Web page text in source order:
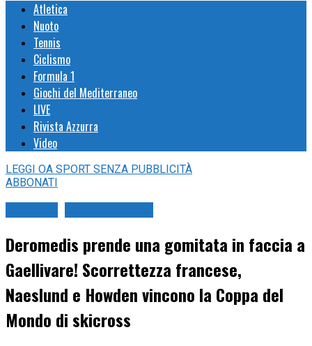
Atletica
Nuoto
Tennis
Ciclismo
Formula 1
Giochi del Mediterraneo
LIVE
Rivista Azzurra
Video
LEGGI OA SPORT SENZA PUBBLICITÀ
ABBONATI
Deromedis prende una gomitata in faccia a
Gaellivare! Scorrettezza francese,
Naeslund e Howden vincono la Coppa del
Mondo di skicross